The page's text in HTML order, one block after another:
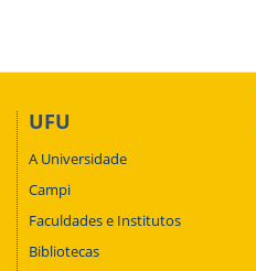
UFU
A Universidade
Campi
Faculdades e Institutos
Bibliotecas